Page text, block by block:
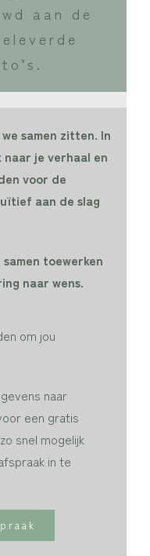
aan de
samen zitten. In
je verhaal en
voor de
aan de slag
toewerken
naar wens.
om jou
naar
een gratis
snel mogelijk
in te